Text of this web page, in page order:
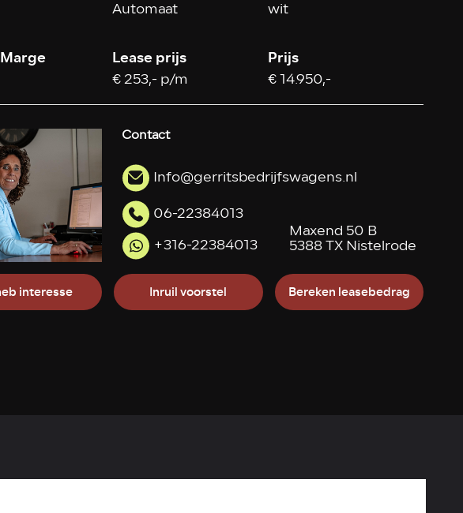
Automaat wit
Lease prijs
€ 253,- p/m
Prijs
€ 14.950,-
Contact
Info@gerritsbedrijfswagens.nl
06-22384013
Maxend 50 B
5388 TX Nistelrode
+316-22384013
interesse Inruil voorstel Bereken leasebedrag